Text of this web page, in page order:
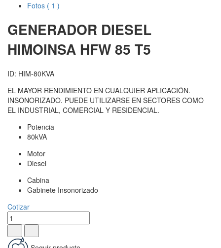
Fotos ( 1 )
GENERADOR DIESEL
HIMOINSA HFW 85 T5
ID: HIM-80KVA
EL MAYOR RENDIMIENTO EN CUALQUIER APLICACIÓN.
INSONORIZADO. PUEDE UTILIZARSE EN SECTORES COMO
EL INDUSTRIAL, COMERCIAL Y RESIDENCIAL.
Potencia
80kVA
Motor
Diesel
Cabina
Gabinete Insonorizado
Cotizar